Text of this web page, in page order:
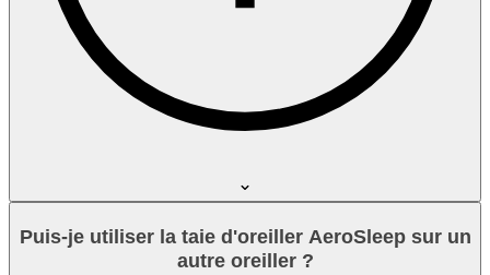
Puis-je utiliser la taie d'oreiller AeroSleep sur un
autre oreiller ?